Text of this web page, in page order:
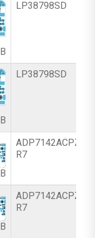
LP38798SD
LP38798SD
ADP7142ACPZN-
R7
ADP7142ACPZN-
R7